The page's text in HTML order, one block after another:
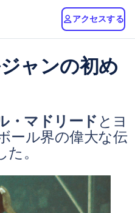
アクセスする
ャンの初め
・マドリード とヨ
ール界の偉大な伝
。